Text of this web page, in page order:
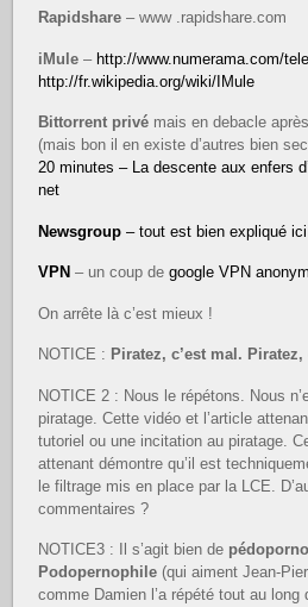
Rapidshare– www .rapidshare.com
iMule– http://www.numerama.com/
http://fr.wikipedia.org/wiki/IMule
Bittorrent privé mais en debacle
(mais bon il en existe d’autres bien
20 minutes – La descente aux enfers
net
Newsgroup – tout est bien expliqué ici
VPN – un coup degoogle VPN
On arrête là c’est mieux !
NOTICE : Piratez, c’est mal.
NOTICE 2 : Nous le répétons. Nous
piratage. Cette vidéo et l’article
tutoriel ou une incitation au piratage.
attenant démontre qu’il est
le filtrage mis en place par la LCE.
commentaires ?
NOTICE3 : Il s’agit bien de
Podopernophile(qui aiment Jean-
comme Damien l’a répété tout au